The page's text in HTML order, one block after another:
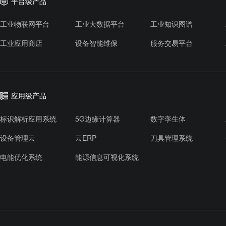
工业物联网平台 工业大数据平台 工业知识图谱
工业应用商店
设备智能维保 服务交易平台
应用级产品
标识解析应用系统 5G边缘计算器 数字孪生体
设备管理云
云ERP 刀具管理系统
电能优化系统
能源信息可视化系统